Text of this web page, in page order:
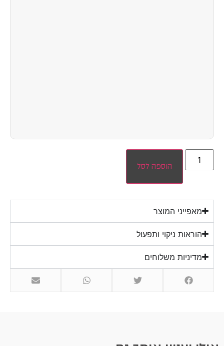
הוספה לסל
מאפייני המוצר
הוראות ניקוי ותפעול
מדיניות משלוחים